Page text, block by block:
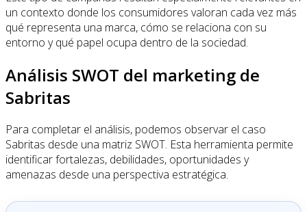
un contexto donde los consumidores valoran cada vez más
qué representa una marca, cómo se relaciona con su
entorno y qué papel ocupa dentro de la sociedad.
Análisis SWOT del marketing de
Sabritas
Para completar el análisis, podemos observar el caso
Sabritas desde una matriz SWOT. Esta herramienta permite
identificar fortalezas, debilidades, oportunidades y
amenazas desde una perspectiva estratégica.